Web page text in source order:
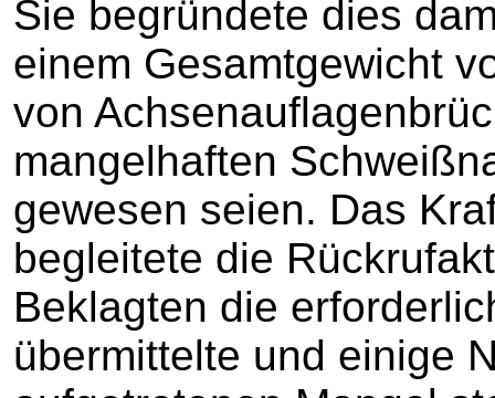
Sie begründete dies
einem Gesamtgewicht
von
mangelhaften
gewesen seien. Das
begleitete die
Beklagten die
übermittelte und einige